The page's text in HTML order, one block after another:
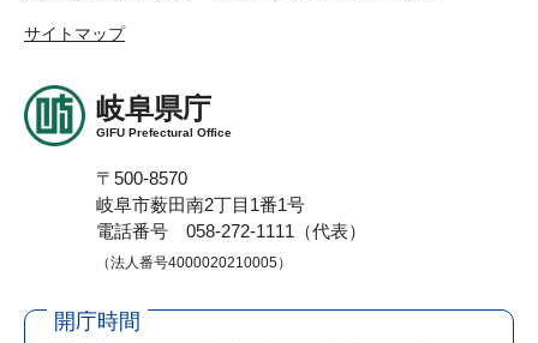
サイトマップ
岐阜県庁
GIFU Prefectural Office
〒500-8570
岐阜市薮田南2丁目1番1号
電話番号 058-272-1111（代表）
（法人番号4000020210005）
開庁時間